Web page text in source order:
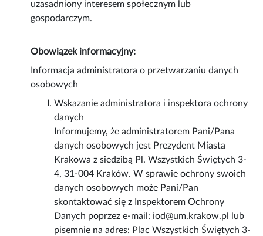
uzasadniony interesem społecznym lub
gospodarczym.
Obowiązek informacyjny:
Informacja administratora o przetwarzaniu danych
osobowych
Wskazanie administratora i inspektora ochrony
danych
Informujemy, że administratorem Pani/Pana
danych osobowych jest Prezydent Miasta
Krakowa z siedzibą Pl. Wszystkich Świętych 3-
4, 31-004 Kraków. W sprawie ochrony swoich
danych osobowych może Pani/Pan
skontaktować się z Inspektorem Ochrony
Danych poprzez e-mail: iod@um.krakow.pl lub
pisemnie na adres: Plac Wszystkich Świętych 3-